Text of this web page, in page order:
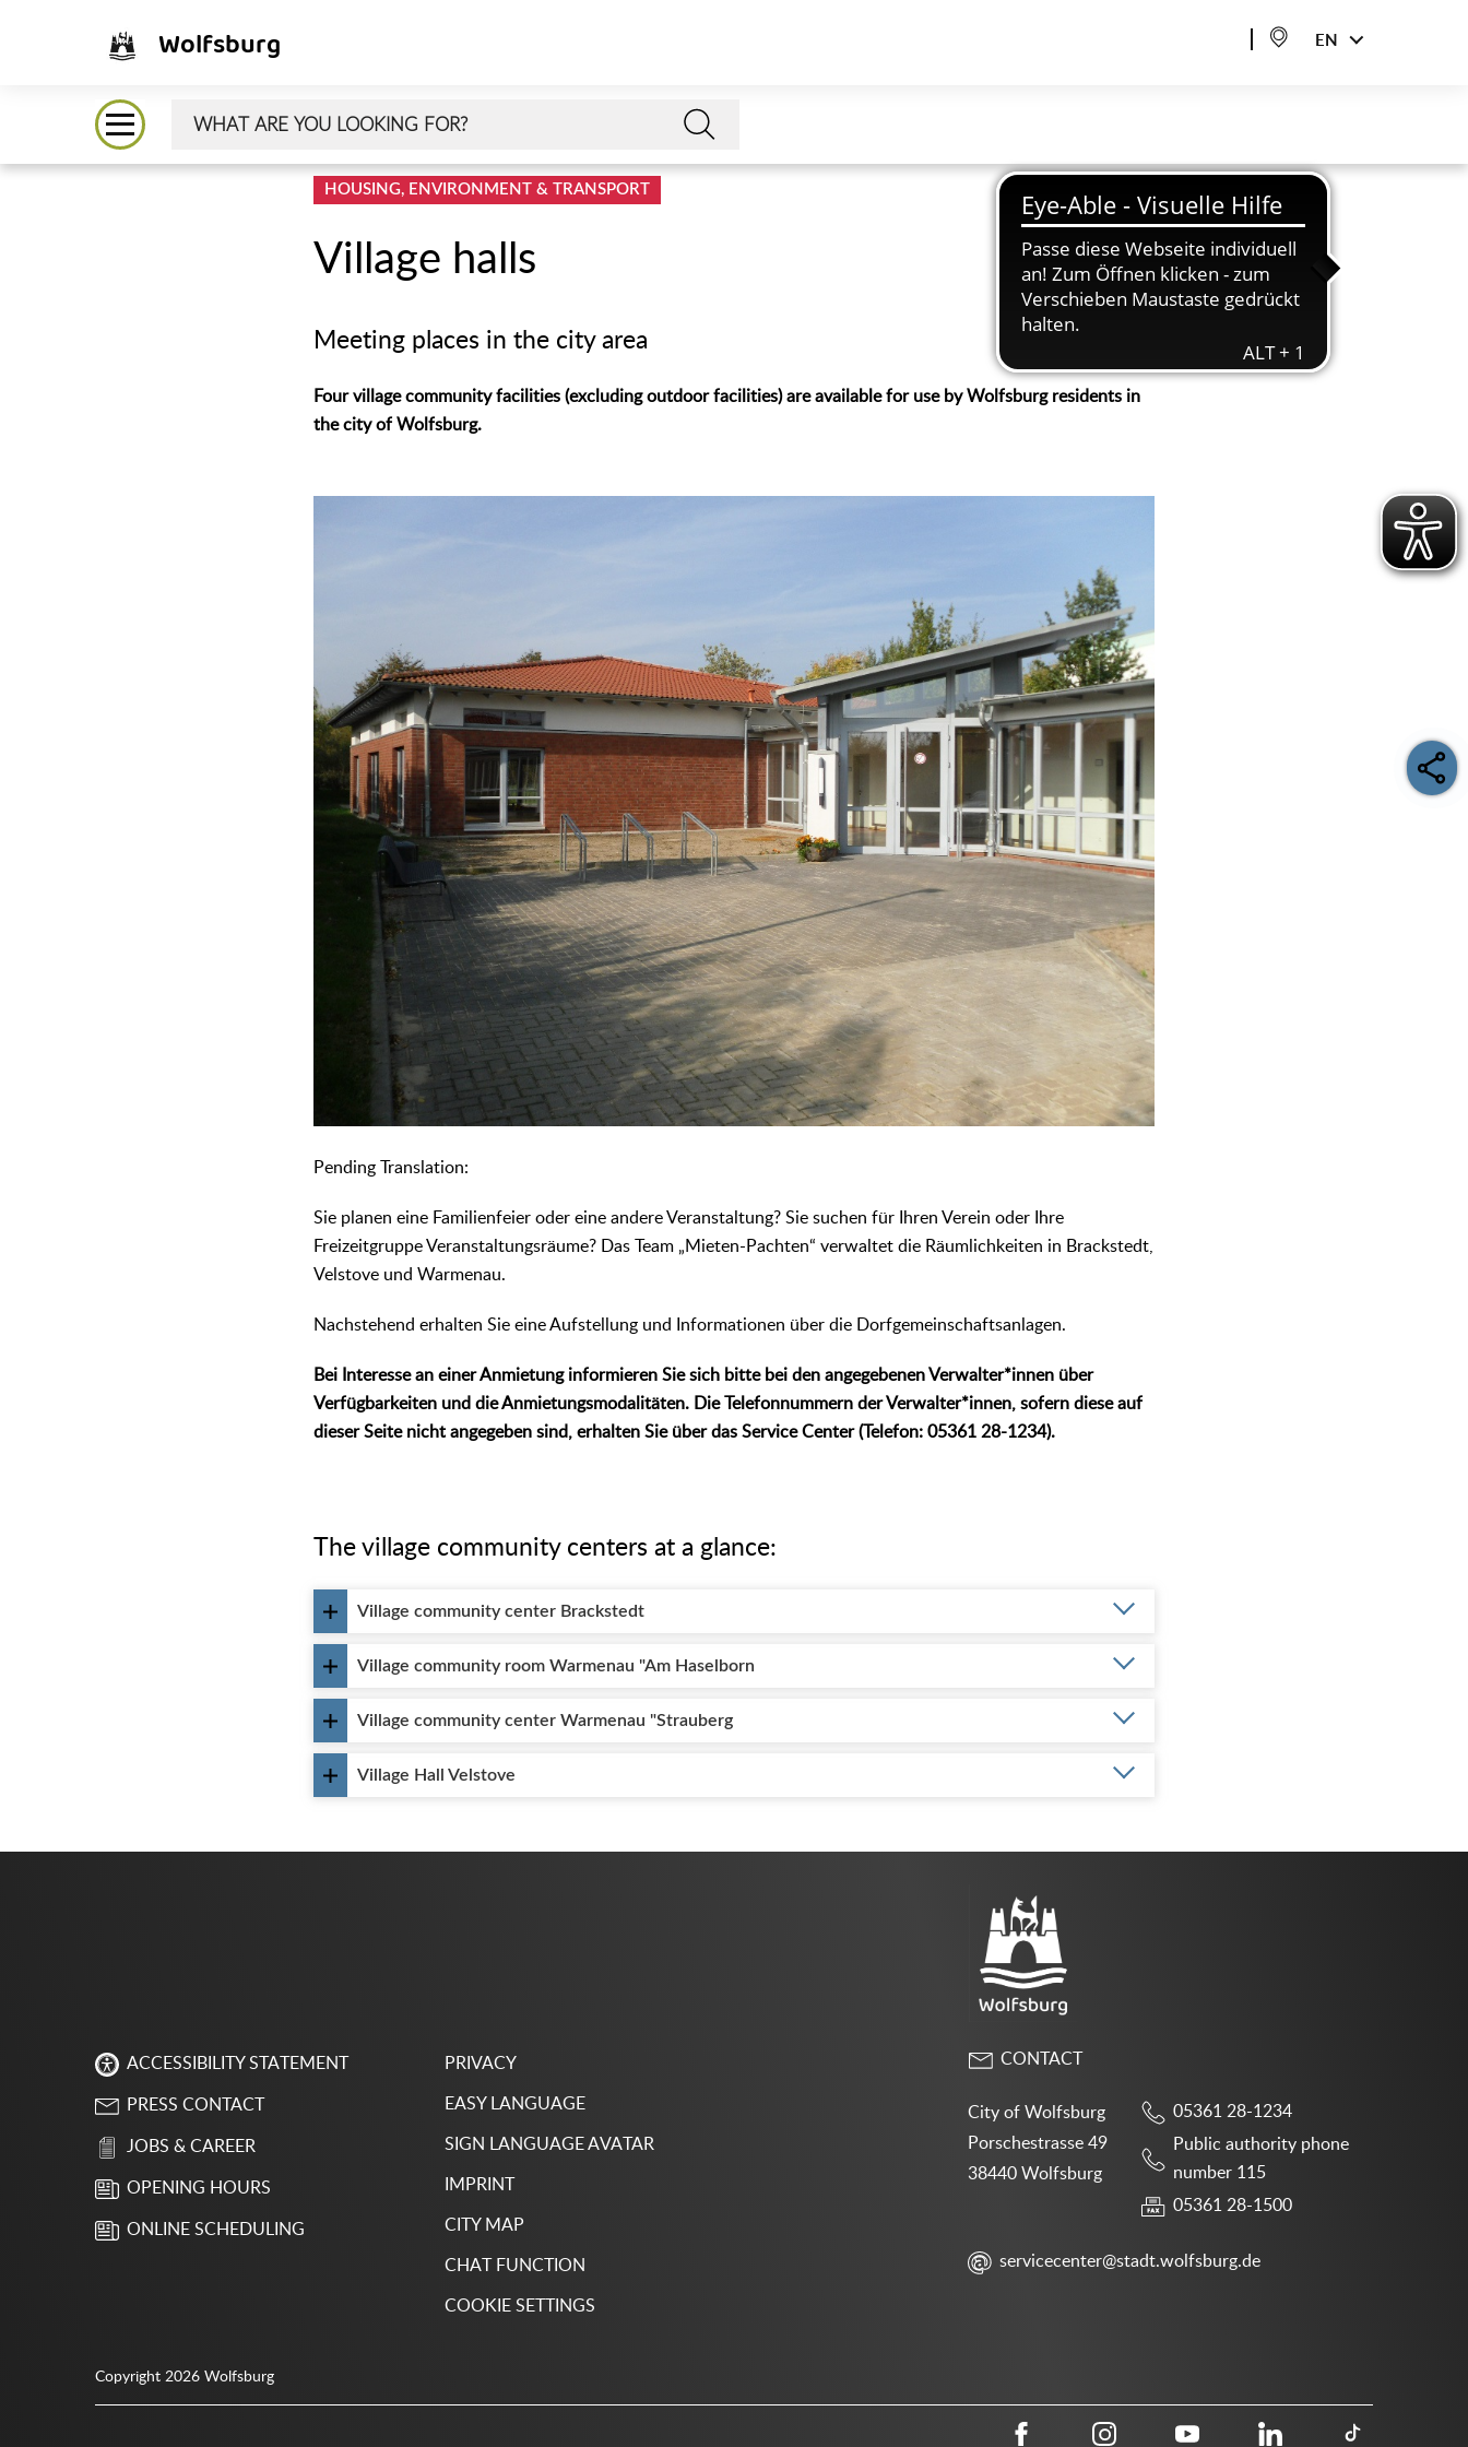
Wolfsburg EN
HOUSING, ENVIRONMENT & TRANSPORT
Village halls
Meeting places in the city area
Four village community facilities (excluding outdoor facilities) are available for use by Wolfsburg residents in
the city of Wolfsburg.
᠎Pending Translation:
Sie planen eine Familienfeier oder eine andere Veranstaltung? Sie suchen für Ihren Verein oder Ihre
Freizeitgruppe Veranstaltungsräume? Das Team „Mieten-Pachten“ verwaltet die Räumlichkeiten in Brackstedt,
Velstove und Warmenau.
Nachstehend erhalten Sie eine Aufstellung und Informationen über die Dorfgemeinschaftsanlagen.
Bei Interesse an einer Anmietung informieren Sie sich bitte bei den angegebenen Verwalter*innen über
Verfügbarkeiten und die Anmietungsmodalitäten. Die Telefonnummern der Verwalter*innen, sofern diese auf
dieser Seite nicht angegeben sind, erhalten Sie über das Service Center (Telefon: 05361 28-1234).
The village community centers at a glance:
Village community center Brackstedt
Village community room Warmenau "Am Haselborn
Village community center Warmenau "Strauberg
Village Hall Velstove
ACCESSIBILITY STATEMENT
PRESS CONTACT
JOBS & CAREER
OPENING HOURS
ONLINE SCHEDULING
PRIVACY
EASY LANGUAGE
SIGN LANGUAGE AVATAR
IMPRINT
CITY MAP
CHAT FUNCTION
COOKIE SETTINGS
CONTACT
City of Wolfsburg
Porschestrasse 49
38440 Wolfsburg
05361 28-1234
Public authority phone
number 115
05361 28-1500
servicecenter@stadt.wolfsburg.de
Copyright 2026 Wolfsburg